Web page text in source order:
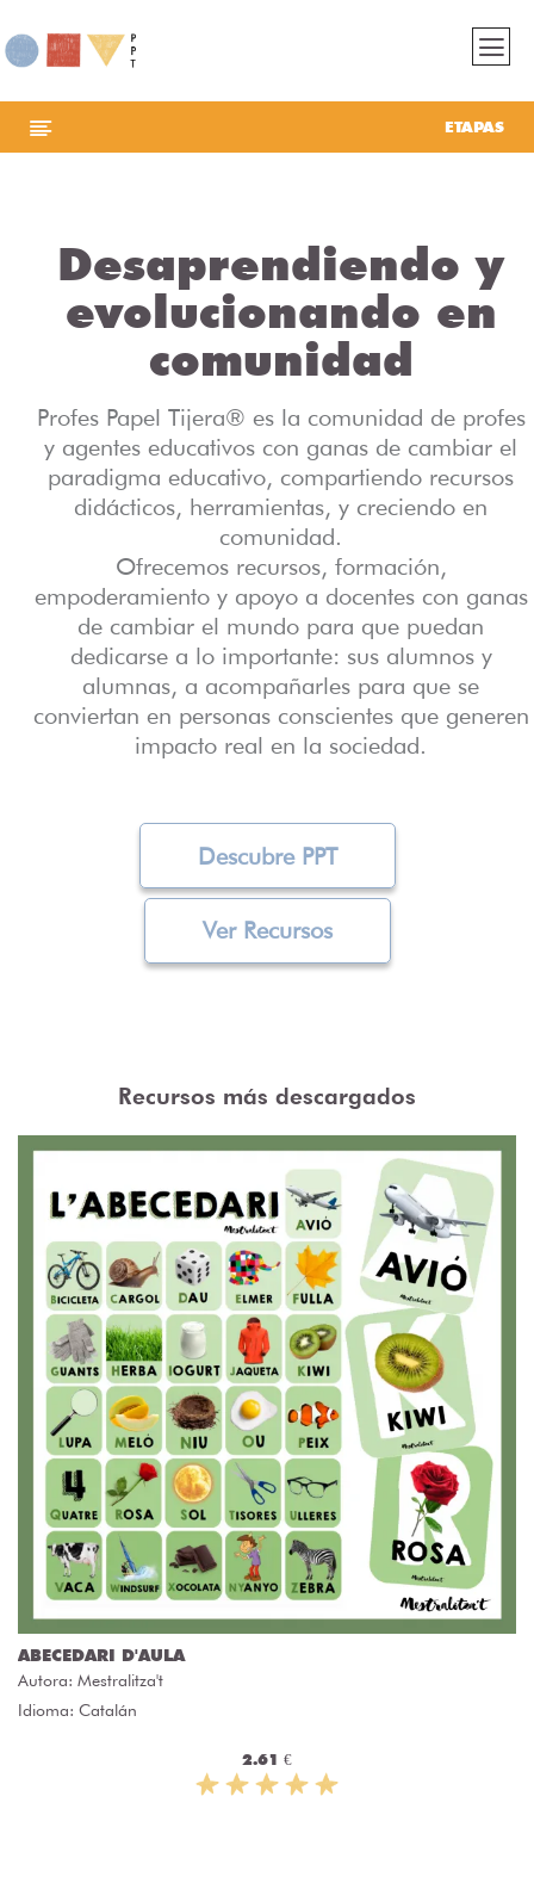
ETAPAS
Desaprendiendo y
evolucionando en
comunidad
Profes Papel Tijera® es la comunidad de profes
y agentes educativos con ganas de cambiar el
paradigma educativo, compartiendo recursos
didácticos, herramientas, y creciendo en
comunidad.
Ofrecemos recursos, formación,
empoderamiento y apoyo a docentes con ganas
de cambiar el mundo para que puedan
dedicarse a lo importante: sus alumnos y
alumnas, a acompañarles para que se
conviertan en personas conscientes que generen
impacto real en la sociedad.
Descubre PPT
Ver Recursos
Recursos más descargados
ABECEDARI D'AULA
Autora: Mestralitza't
Idioma: Catalán
2.61 €